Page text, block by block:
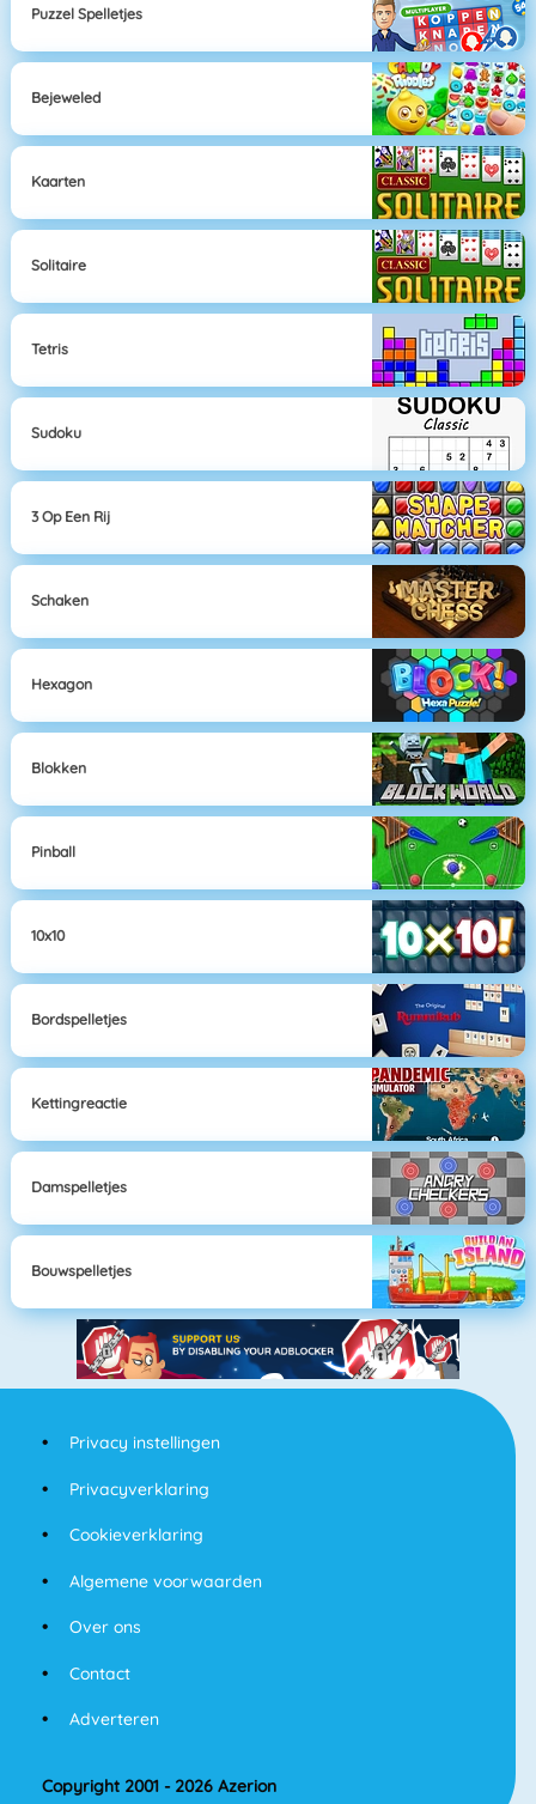
Puzzel Spelletjes
Bejeweled
Kaarten
Solitaire
Tetris
Sudoku
3 Op Een Rij
Schaken
Hexagon
Blokken
Pinball
10x10
Bordspelletjes
Kettingreactie
Damspelletjes
Bouwspelletjes
Privacy instellingen
Privacyverklaring
Cookieverklaring
Algemene voorwaarden
Over ons
Contact
Adverteren
Copyright 2001 - 2026 Azerion